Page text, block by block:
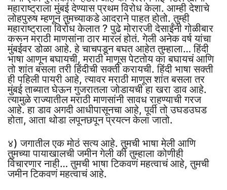
महाराष्ट्राला मुंबई देण्यास प्रथम विरोध केला. आम्ही देशाचे
लोहपुरुष म्हणून तुमच्याकडे आदराने पाहत होतो. तुम्ही
महाराष्ट्राला विरोध केलात ? पुढे मोरारजी देसाईंनी गोळीबार
करून मराठी माणसांना ठार मारलं होतं. गेली अनेक वर्ष यांचा
मुंबईवर डोळा आहे. हे चाचपडून बघत आहेत तुम्हाला… हिंदी
भाषा आणून बघायची, मराठी माणूस पेटतोय का बघायचं आणि
तो शांत बसला तरी हिंदीची सक्ती करायची. हिंदी भाषा सक्ती
ही पहिली पायरी आहे, त्यावर मराठी माणूस शांत बसला तर
मुंबई ताब्यात घेऊन गुजरातला जोडायची हा खरा डाव आहे.
त्यामुळे राज्यातील मराठी माणसांनी सावध राहण्याची गरज
आहे. हा डाव अगदी आधीपासूनचा आहे, पूर्वी तो उघडउघड
होता, आता थोडा लपूनछपून प्रयत्न केला जातो.
४) जगातील एक मोठं सत्य आहे. तुमची भाषा मेली आणि
तुमच्या पायाखालची जमीन गेली की तुम्हाला कोणीही
विचारणार नाही… तुमची भाषा टिकवणं महत्वाचं आहे, तुमची
जमीन टिकवणं महत्वाचं आहे.